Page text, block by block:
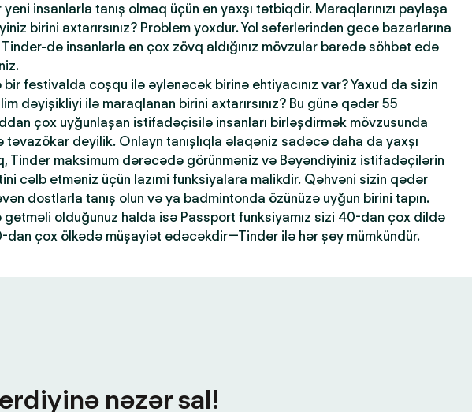
insanlarla tanış olmaq üçün ən yaxşı tətbiqdir. Maraqlarınızı paylaşa
birini axtarırsınız? Problem yoxdur. Yol səfərlərindən gecə bazarlarına
də insanlarla ən çox zövq aldığınız mövzular barədə söhbət edə
bir festivalda coşqu ilə əylənəcək birinə ehtiyacınız var? Yaxud da sizin
dəyişikliyi ilə maraqlanan birini axtarırsınız? Bu günə qədər 55
çox uyğunlaşan istifadəçisilə insanları birləşdirmək mövzusunda
təvazökar deyilik. Onlayn tanışlıqla əlaqəniz sadəcə daha da yaxşı
Tinder maksimum dərəcədə görünməniz və Bəyəndiyiniz istifadəçilərin
cəlb etməniz üçün lazımi funksiyalara malikdir. Qəhvəni sizin qədər
dostlarla tanış olun və ya badmintonda özünüzə uyğun birini tapın.
getməli olduğunuz halda isə Passport funksiyamız sizi 40-dan çox dildə
dan çox ölkədə müşayiət edəcəkdir—Tinder ilə hər şey mümkündür.
nəzər sal!